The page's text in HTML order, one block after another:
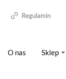
Regulamin
O nas Sklep